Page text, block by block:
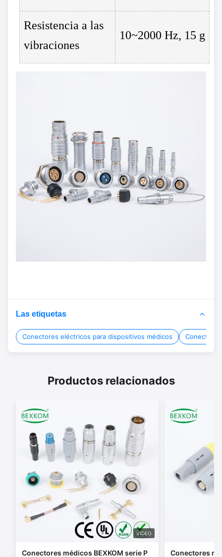
Resistencia a las
vibraciones
10~2000 Hz, 15 g
Las etiquetas
Conectores eléctricos para dispositivos médicos
Productos relacionados
VIDEO
Conectores médicos BEXKOM serie P
Conectores